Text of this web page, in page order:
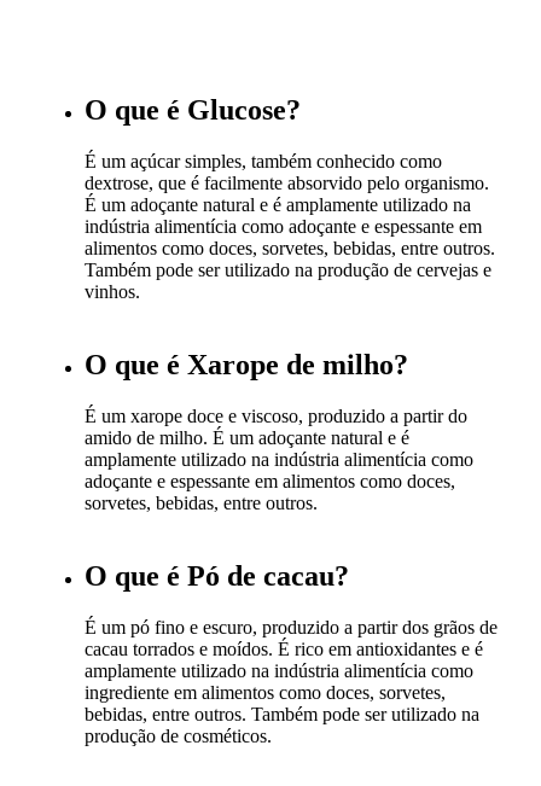
O que é Glucose?
É um açúcar simples, também conhecido como
dextrose, que é facilmente absorvido pelo organismo.
É um adoçante natural e é amplamente utilizado na
indústria alimentícia como adoçante e espessante em
alimentos como doces, sorvetes, bebidas, entre outros.
Também pode ser utilizado na produção de cervejas e
vinhos.
O que é Xarope de milho?
É um xarope doce e viscoso, produzido a partir do
amido de milho. É um adoçante natural e é
amplamente utilizado na indústria alimentícia como
adoçante e espessante em alimentos como doces,
sorvetes, bebidas, entre outros.
O que é Pó de cacau?
É um pó fino e escuro, produzido a partir dos grãos de
cacau torrados e moídos. É rico em antioxidantes e é
amplamente utilizado na indústria alimentícia como
ingrediente em alimentos como doces, sorvetes,
bebidas, entre outros. Também pode ser utilizado na
produção de cosméticos.